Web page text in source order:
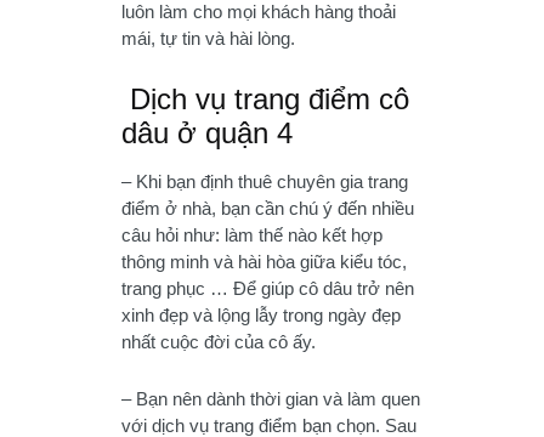
luôn làm cho mọi khách hàng thoải
mái, tự tin và hài lòng.
Dịch vụ trang điểm cô
dâu ở quận 4
– Khi bạn định thuê chuyên gia trang
điểm ở nhà, bạn cần chú ý đến nhiều
câu hỏi như: làm thế nào kết hợp
thông minh và hài hòa giữa kiểu tóc,
trang phục … Để giúp cô dâu trở nên
xinh đẹp và lộng lẫy trong ngày đẹp
nhất cuộc đời của cô ấy.
– Bạn nên dành thời gian và làm quen
với dịch vụ trang điểm bạn chọn. Sau